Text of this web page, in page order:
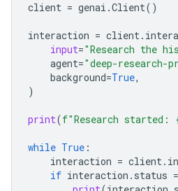
client = genai .Client()
interaction = client.
input="Research the
agent="deep-research-
background=True,
)
print(f"Research started:
while True :
interaction = client.
if interaction . status